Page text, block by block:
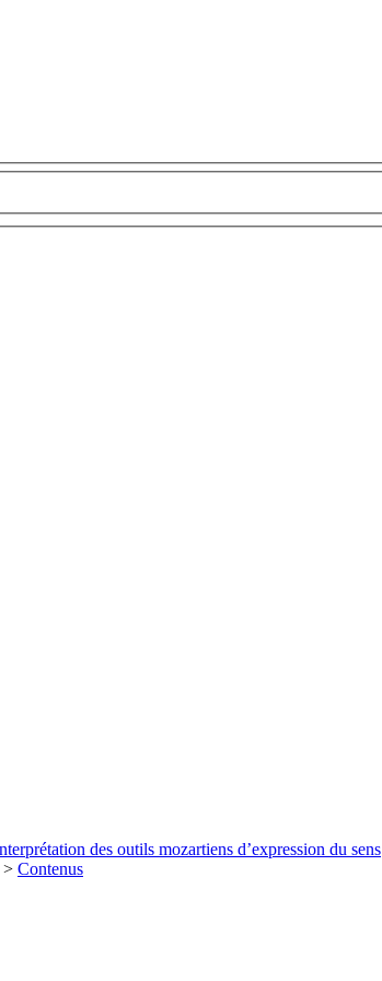
des outils mozartiens d’expression du sens
> Contenus